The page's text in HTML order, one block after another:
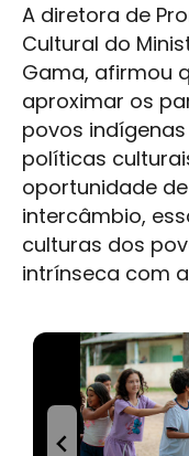
A diretora de
Cultural do
Gama, afirmou
aproximar os
povos
políticas
oportunidade
intercâmbio,
culturas dos
intrínseca com